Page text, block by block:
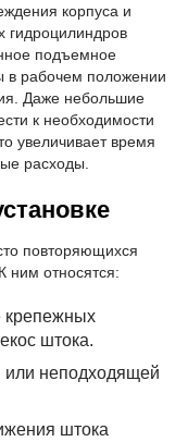
корпуса и
гидроцилиндров
подъемное
в рабочем положении
Даже небольшие
к необходимости
увеличивает время
расходы.
повторяющихся
ним относятся:
крепежных
штока.
или неподходящей
штока